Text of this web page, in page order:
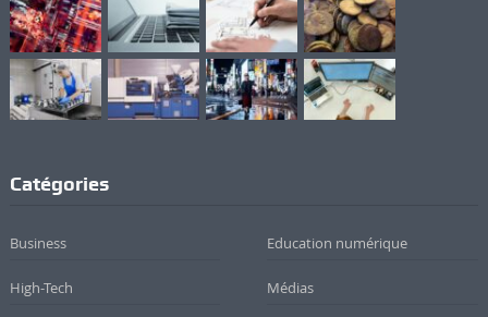
Catégories
Business Education numérique
High-Tech Médias